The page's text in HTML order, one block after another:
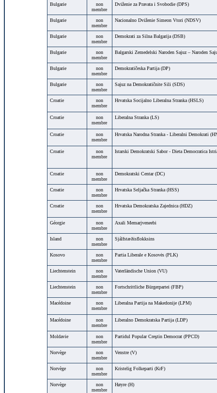
Bulgarie
non
membre
Dviženie za Pravata i Svobodie (DPS)
Bulgarie
non
membre
Nacionalno Dviženie Simeon Vtori (NDSV)
Bulgarie
non
membre
Demokrati za Silna Balgarija (DSB)
Bulgarie
non
membre
Balgarski Zemedelski Naroden Sajuz – Naroden
Bulgarie
non
membre
Demokratičeska Partija (DP)
Bulgarie
non
membre
Sajuz na Demokratičnite Sili (SDS)
Croatie
non
membre
Hrvatska Socijalno Liberalna Stranka (HSLS)
Croatie
non
membre
Liberalna Stranka (LS)
Croatie
non
membre
Hrvatska Narodna Stranka - Liberalni Demokrati
Croatie
non
membre
Istarski Demokratski Sabor - Dieta Democratica
Croatie
non
membre
Demokratski Centar (DC)
Croatie
non
membre
Hrvatska Seljačka Stranka (HSS)
Croatie
non
membre
Hrvatska Demokratska Zajednica (HDZ)
Géorgie
non
membre
Axali Memarjveneebi
Island
non
membre
Sjálfstæðisflokksins
Kosovo
non
membre
Partia Liberale e Kosovės (PLK)
Liechtenstein
non
membre
Vaterländische Union (VU)
Liechtenstein
non
membre
Fortschrittliche Bürgerpartei (FBP)
Macédoine
non
membre
Liberalna Partija na Makedonije (LPM)
Macédoine
non
membre
Liberalno Demokratska Partija (LDP)
Moldavie
non
membre
Partidul Popular Creştin Democrat (PPCD)
Norvège
non
membre
Venstre (V)
Norvège
non
membre
Kristelig Folkeparti (KrF)
Norvège
non
membre
Høyre (H)